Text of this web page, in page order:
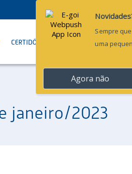
CERTIDÕES CONTATO
janeiro/2023